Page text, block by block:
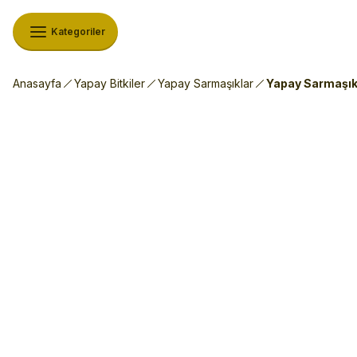
Kategoriler
Anasayfa Yapay Bitkiler Yapay Sarmaşıklar Yapay